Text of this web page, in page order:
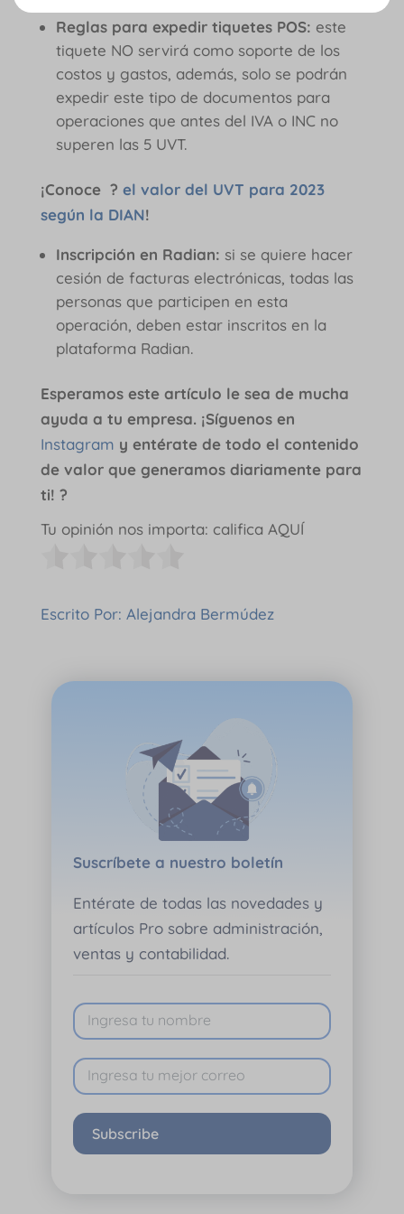
Reglas para expedir tiquetes POS: este
tiquete NO servirá como soporte de los
costos y gastos, además, solo se podrán
expedir este tipo de documentos para
operaciones que antes del IVA o INC no
superen las 5 UVT.
¡Conoce ? el valor del UVT para 2023
según la DIAN!
Inscripción en Radian: si se quiere hacer
cesión de facturas electrónicas, todas las
personas que participen en esta
operación, deben estar inscritos en la
plataforma Radian.
Esperamos este artículo le sea de mucha
ayuda a tu empresa. ¡Síguenos en
Instagram y entérate de todo el contenido
de valor que generamos diariamente para
ti! ?
Tu opinión nos importa: califica AQUÍ
Escrito Por: Alejandra Bermúdez
Suscríbete a nuestro boletín
Entérate de todas las novedades y
artículos Pro sobre administración,
ventas y contabilidad.
Subscribe